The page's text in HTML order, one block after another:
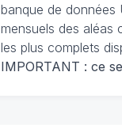
banque de données
mensuels des aléas
les plus complets
IMPORTANT : ce